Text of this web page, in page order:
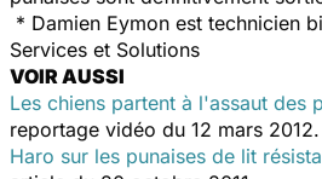
* Damien Eymon est technicien
Services et Solutions
VOIR AUSSI
Les chiens partent à l'assaut des
reportage vidéo du 12 mars 2012.
Haro sur les punaises de lit